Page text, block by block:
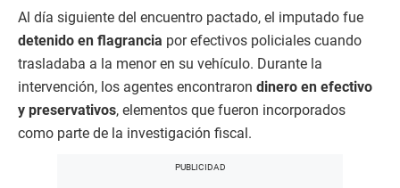
Al día siguiente del encuentro pactado, el imputado fue
detenido en flagrancia por efectivos policiales cuando
trasladaba a la menor en su vehículo. Durante la
intervención, los agentes encontraron dinero en efectivo
y preservativos, elementos que fueron incorporados
como parte de la investigación fiscal.